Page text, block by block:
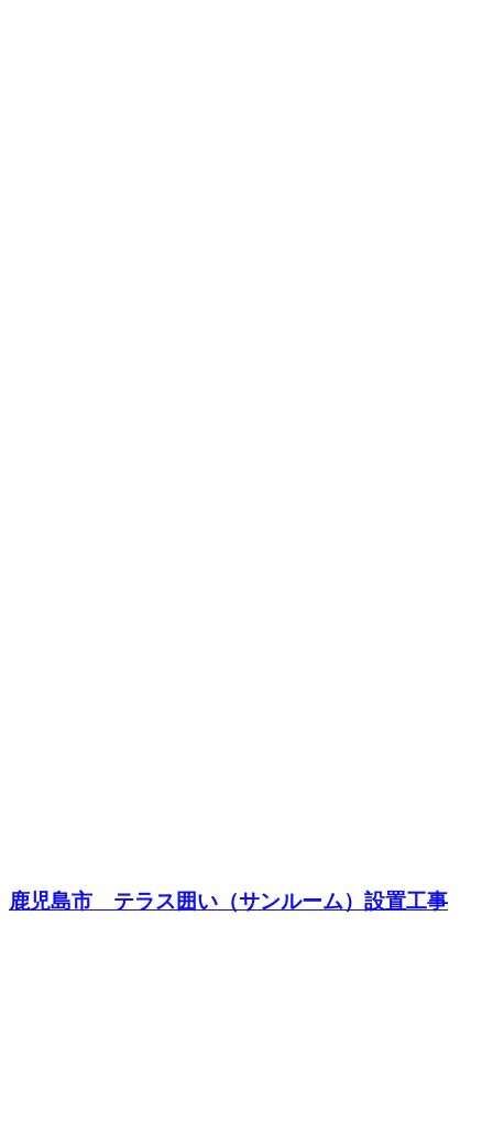
鹿児島市 テラス囲い（サンルーム）設置工事